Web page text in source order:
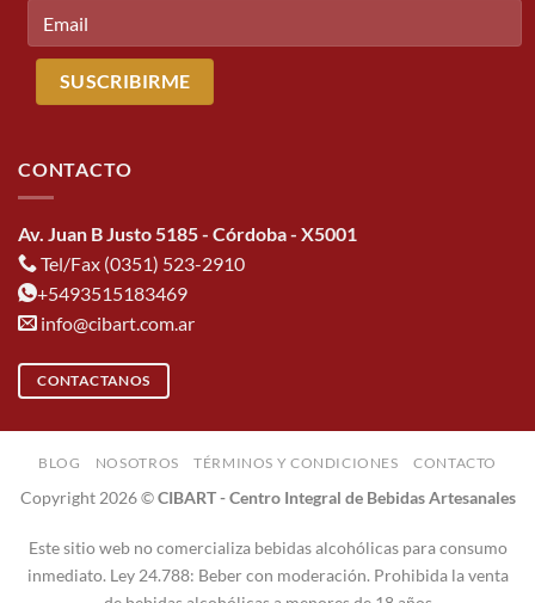
CONTACTO
Av. Juan B Justo 5185 - Córdoba - X5001
Tel/Fax (0351) 523-2910
+5493515183469
info@cibart.com.ar
CONTACTANOS
BLOG NOSOTROS TÉRMINOS Y CONDICIONES CONTACTO
Copyright 2026 ©CIBART - Centro Integral de Bebidas Artesanales
Este sitio web no comercializa bebidas alcohólicas para consumo
inmediato. Ley 24.788: Beber con moderación. Prohibida la venta